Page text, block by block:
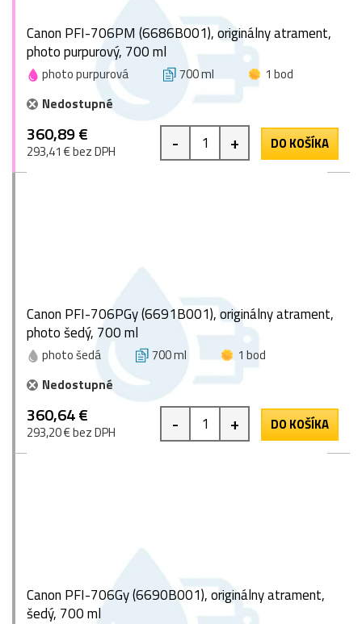
Canon PFI-706PM (6686B001), originálny atrament,
photo purpurový, 700 ml
photo purpurová 700 ml
1 bod
Nedostupné
360,89 €
293,41 € bez DPH - + DO KOŠÍKA
Canon PFI-706PGy (6691B001), originálny atrament,
photo šedý, 700 ml
photo šedá 700 ml
1 bod
Nedostupné
360,64 €
293,20 € bez DPH - + DO KOŠÍKA
Canon PFI-706Gy (6690B001), originálny atrament,
šedý, 700 ml